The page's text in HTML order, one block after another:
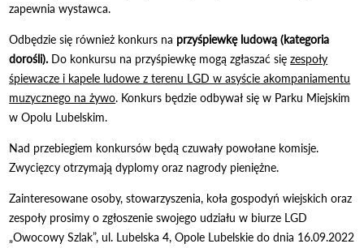
zapewnia wystawca.
Odbędzie się również konkurs na przyśpiewkę ludową (kategoria
dorośli). Do konkursu na przyśpiewkę mogą zgłaszać sięzespoły
śpiewacze i kapele ludowe z terenu LGD w asyście akompaniamentu
muzycznego na żywo. Konkurs będzie odbywał się w Parku Miejskim
w Opolu Lubelskim.
Nad przebiegiem konkursów będą czuwały powołane komisje.
Zwycięzcy otrzymają dyplomy oraz nagrody pieniężne.
Zainteresowane osoby, stowarzyszenia, koła gospodyń wiejskich oraz
zespoły prosimy o zgłoszenie swojego udziału w biurze LGD
„Owocowy Szlak”, ul. Lubelska 4, Opole Lubelskie do dnia 16.09.2022